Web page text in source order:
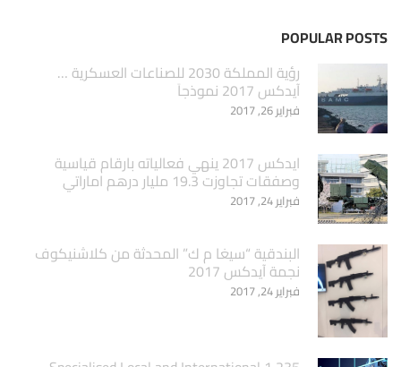
POPULAR POSTS
‏رؤية المملكة 2030 للصناعات العسكرية …
آيدكس 2017 نموذجاَ
فبراير 26, 2017
ايدكس 2017 ينهي فعالياته بارقام قياسية
وصفقات تجاوزت 19.3 مليار درهم اماراتي
فبراير 24, 2017
البندقية “سيغا م ك” المحدثة من كلاشنيكوف
نجمة آيدكس 2017
فبراير 24, 2017